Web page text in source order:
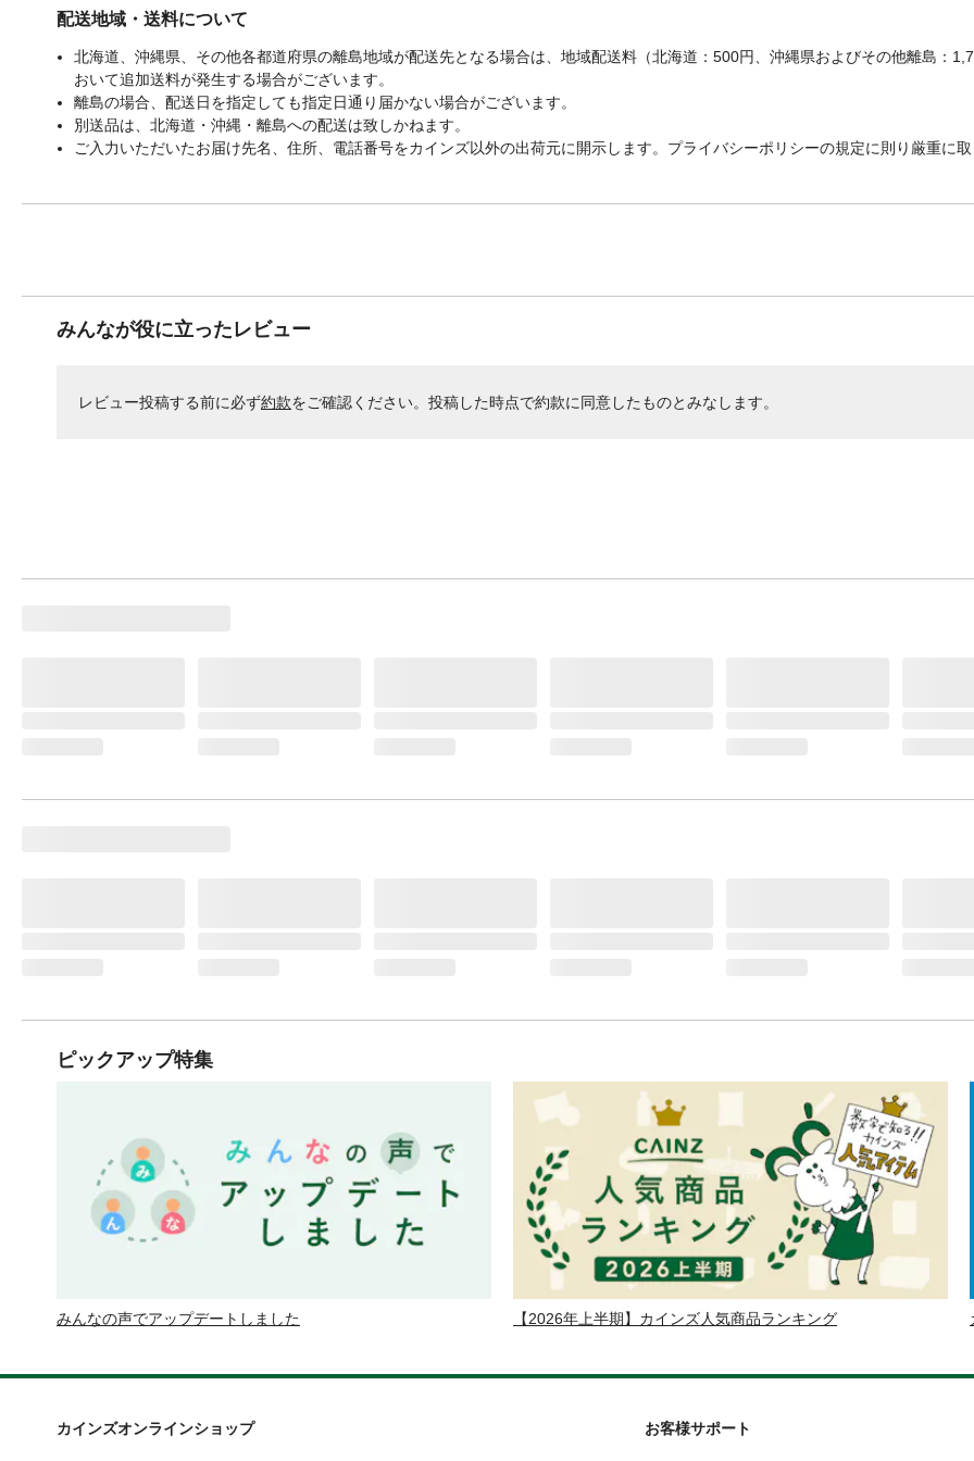
配送地域・送料について
北海道、沖縄県、その他各都道府県の離島地域が配送先となる場合は、地域配送料（北海道：500円、沖縄県およびその他離島：
おいて追加送料が発生する場合がございます。
離島の場合、配送日を指定しても指定日通り届かない場合がございます。
別送品は、北海道・沖縄・離島への配送は致しかねます。
ご入力いただいたお届け先名、住所、電話番号をカインズ以外の出荷元に開示します。プライバシーポリシーの規定に則り厳重に
みんなが役に立ったレビュー
レビュー投稿する前に必ず約款をご確認ください。投稿した時点で約款に同意したものとみなします。
ピックアップ特集
みんなの声でアップデートしました 【2026年上半期】カインズ人気商品ランキング
カインズオンラインショップ お客様サポート